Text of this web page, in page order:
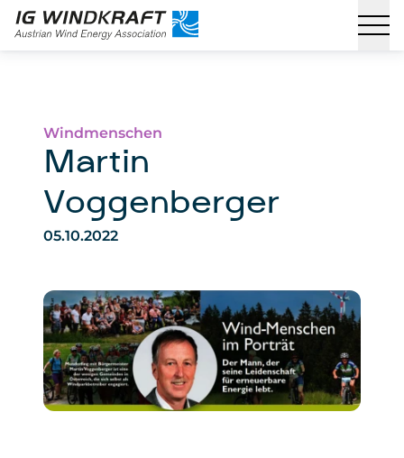
Windmenschen
Martin
Voggenberger
05.10.2022